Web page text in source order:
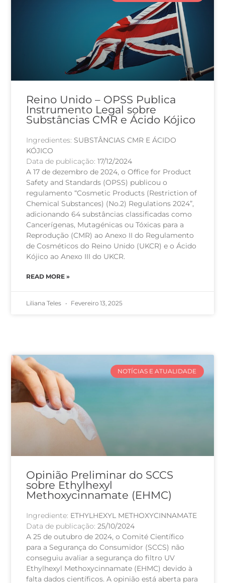
Reino Unido – OPSS Publica
Instrumento Legal sobre
Substâncias CMR e Ácido Kójico
Ingredientes: SUBSTÂNCIAS CMR E ÁCIDO
KÓJICO
Data de publicação:17/12/2024
A 17 de dezembro de 2024, o Office for Product
Safety and Standards (OPSS) publicou o
regulamento “Cosmetic Products (Restriction of
Chemical Substances) (No.2) Regulations 2024”,
adicionando 64 substâncias classificadas como
Cancerígenas, Mutagénicas ou Tóxicas para a
Reprodução (CMR) ao Anexo II do Regulamento
de Cosméticos do Reino Unido (UKCR) e o Ácido
Kójico ao Anexo III do UKCR.
READ MORE »
Liliana Teles Fevereiro 13, 2025
NOTÍCIAS E ATUALIDADE
Opinião Preliminar do SCCS
sobre Ethylhexyl
Methoxycinnamate (EHMC)
Ingrediente: ETHYLHEXYL METHOXYCINNAMATE
Data de publicação:25/10/2024
A 25 de outubro de 2024, o Comité Científico
para a Segurança do Consumidor (SCCS) não
conseguiu avaliar a segurança do filtro UV
Ethylhexyl Methoxycinnamate (EHMC) devido à
falta dados científicos. A opinião está aberta para